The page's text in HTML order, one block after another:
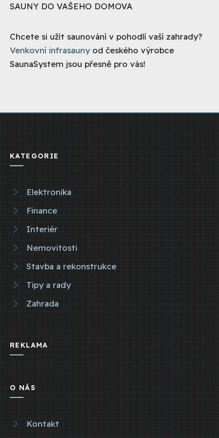
SAUNY DO VAŠEHO DOMOVA
Chcete si užít saunování v pohodlí vaší zahrady?
Venkovní infrasauny od českého výrobce
SaunaSystem jsou přesně pro vás!
KATEGORIE
Elektronika
Finance
Interiér
Nemovitosti
Stavba a rekonstrukce
Tipy a rady
Zahrada
REKLAMA
O NÁS
Kontakt